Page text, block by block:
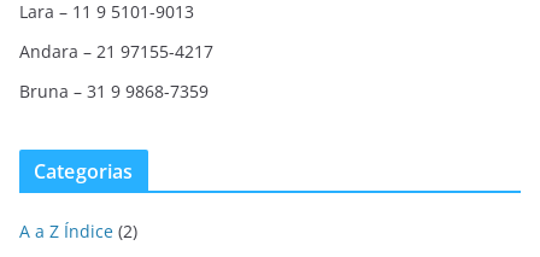
Lara – 11 9 5101-9013
Andara – 21 97155-4217
Bruna – 31 9 9868-7359
Categorias
A a Z Índice (2)